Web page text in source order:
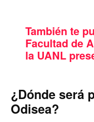
También te
Facultad de
la UANL
¿Dónde será
Odisea?